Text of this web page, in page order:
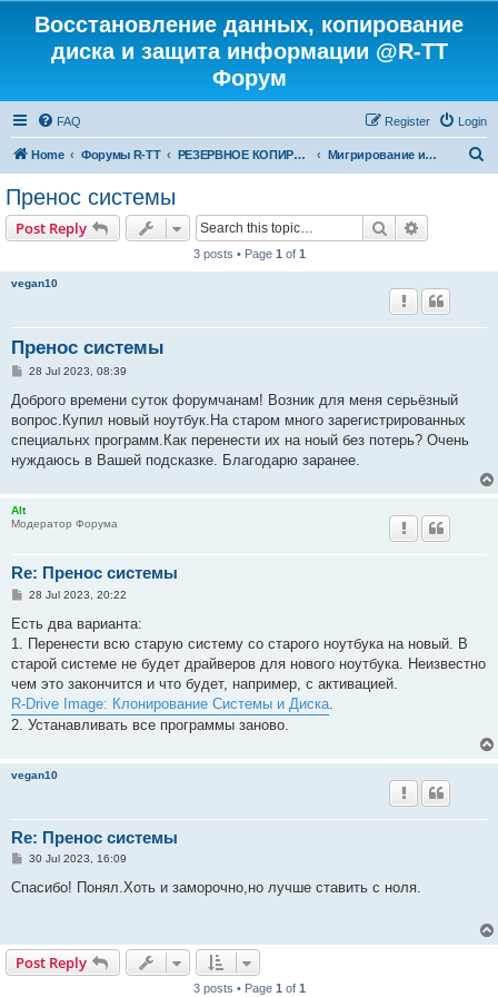
Восстановление данных, копирование
диска и защита информации @R-TT
Форум
FAQ Login
Register
Home Форумы R-TT РЕЗЕРВНОЕ КОПИРОВАНИЕ И ВОССТАНОВЛЕНИЕ СИСТЕМ Мигрирование и Клонирование Систем
Пренос системы
Post Reply Search
3 posts • Page 1 of 1
vegan10
Пренос системы
P
s
28 Jul 2023, 08:39
Доброго времени суток форумчанам! Возник для меня серьёзный
вопрос.Купил новый ноутбук.На старом много зарегистрированных
специальнх программ.Как перенести их на ноый без потерь? Очень
нуждаюсь в Вашей подсказке. Благодарю заранее.
Alt
Модератор Форума
Re: Пренос системы
P
s
28 Jul 2023, 20:22
Есть два варианта:
1. Перенести всю старую систему со старого ноутбука на новый. В
старой системе не будет драйверов для нового ноутбука. Неизвестно
чем это закончится и что будет, например, с активацией.
R-Drive Image: Клонирование Системы и Диска
2. Устанавливать все программы заново.
vegan10
Re: Пренос системы
P
s
30 Jul 2023, 16:09
Спасибо! Понял.Хоть и заморочно,но лучше ставить с ноля.
Post Reply
3 posts • Page 1 of 1